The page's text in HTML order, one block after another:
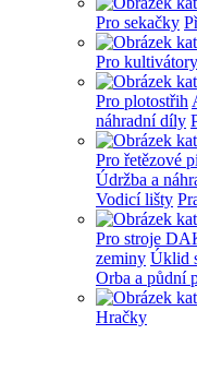
Pro sekačky
Pro
Pro plotostřih
náhradní díly
Pro řetězové
Údržba a
Vodicí lišty
Pro stroje
zeminy Úklid
Orba a půdní
Hračky